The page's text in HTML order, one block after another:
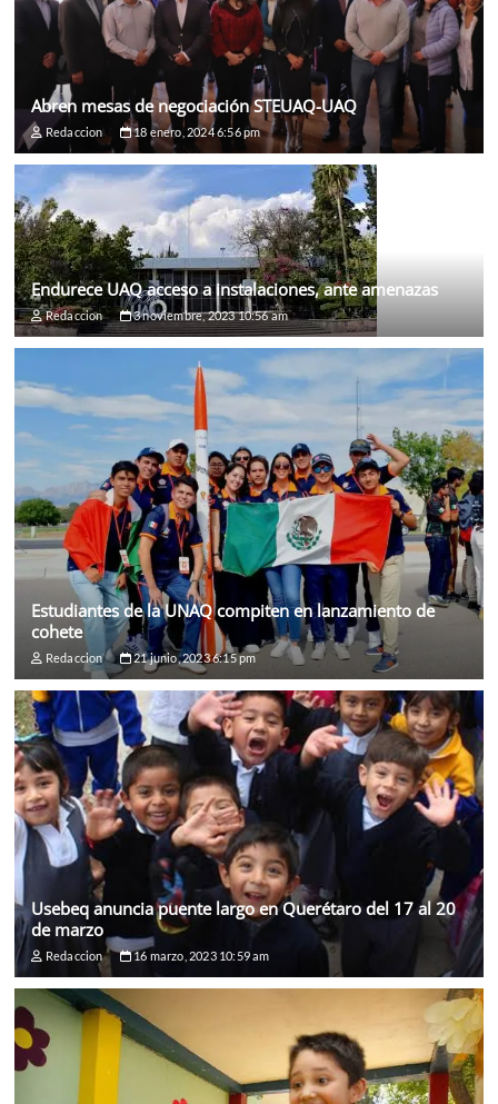
Abren mesas de negociación STEUAQ-UAQ
Redaccion 18 enero, 2024 6:56 pm
Endurece UAQ acceso a instalaciones, ante amenazas
Redaccion 3 noviembre, 2023 10:56 am
Estudiantes de la UNAQ compiten en lanzamiento de
cohete
Redaccion 21 junio, 2023 6:15 pm
Usebeq anuncia puente largo en Querétaro del 17 al 20
de marzo
Redaccion 16 marzo, 2023 10:59 am